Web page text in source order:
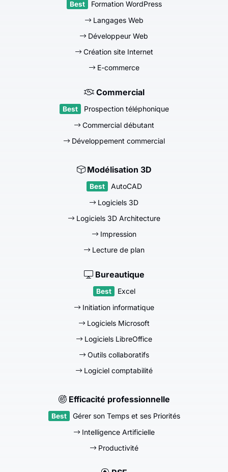
Formation WordPress
Langages Web
Développeur Web
Création site Internet
E-commerce
Commercial
Prospection téléphonique
Commercial débutant
Développement commercial
Modélisation 3D
AutoCAD
Logiciels 3D
Logiciels 3D Architecture
Impression
Lecture de plan
Bureautique
Excel
Initiation informatique
Logiciels Microsoft
Logiciels LibreOffice
Outils collaboratifs
Logiciel comptabilité
Efficacité professionnelle
Gérer son Temps et ses Priorités
Intelligence Artificielle
Productivité